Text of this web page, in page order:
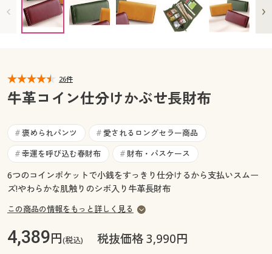
カタログ無料プレゼント
マイページ
お気に入り
サポート
ご利用ガイド
よくある質問とお問い合わせ
会員メニュー
閲覧履歴
サポート
ご利用ガイド
よくある質問とお問い合わせ
26件
牛革コイン仕分けかぶせ長財布
# 褒められパンツ # 愛されるロングセラー商品
# 幸運を呼び込む春財布 # 財布・パスケース
6つのコインポケットで小銭をすっきり仕分けるから支払いスムー
ズ!やわらかな肌触りのシボ入り牛革長財布
この商品の情報をもっと詳しく見る
4,389円(税込) 税抜価格 3,990円